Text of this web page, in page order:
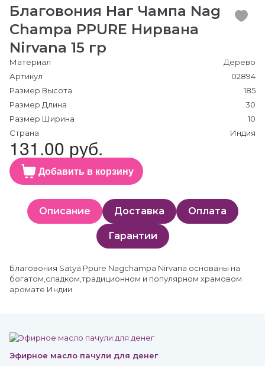
Благовония Наг Чампа Nag
Champa PPURE Нирвана
Nirvana 15 гр
Материал
Дерево
Артикул
02894
Размер Высота
185
Размер Длина
30
Размер Ширина
10
Страна
Индия
131.00 руб.
Добавить в корзину
Описание Доставка Оплата
Гарантии
Благовония Satya Ppure Nagchampa Nirvana основаны на
богатом,сладком,традиционном и популярном храмовом
аромате Индии.
Эфирное масло пачули для денег